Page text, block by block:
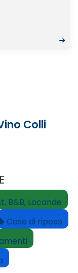
➜
Colli
B&B, Locande
Case di riposo